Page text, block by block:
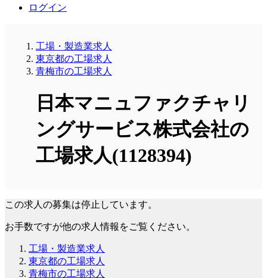
ログイン
工場・製造業求人
東京都の工場求人
青梅市の工場求人
日本マニュファクチャリ
ングサービス株式会社の
工場求人(1128394)
この求人の募集は停止しています。
お手数ですが他の求人情報をご覧ください。
工場・製造業求人
東京都の工場求人
青梅市の工場求人